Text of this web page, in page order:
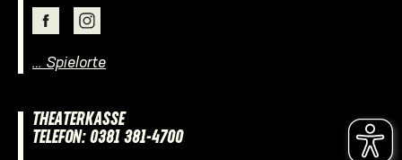
… Spielorte
THEATERKASSE
TELEFON: 0381 381-4700